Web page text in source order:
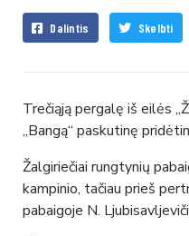
Dalintis Skelbti
Trečiąją pergalę iš eilės
„Bangą“ paskutinę
Žalgiriečiai rungtynių
kampinio, tačiau prieš
pabaigoje N.